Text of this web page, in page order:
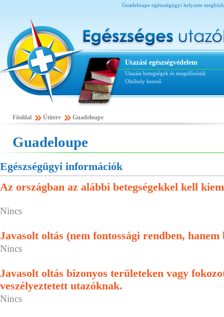
Guadeloupe egészségügyi helyzete
Utazási egészségvédelem
Utazási betegségek és megelőzésük
Oltóhely kereső
Főoldal Útiterv Guadeloupe
Guadeloupe
Egészségügyi információk
Az országban az alábbi betegségekkel kell
Nincs
Javasolt oltás (nem fontossági rendben, hanem
Nincs
Javasolt oltás bizonyos területeken vagy
veszélyeztetett utazóknak.
Nincs